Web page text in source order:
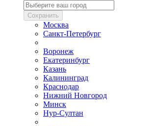
Сохранить
Москва
Санкт-Петербург
Воронеж
Екатеринбург
Казань
Калининград
Краснодар
Нижний Новгород
Минск
Нур-Султан